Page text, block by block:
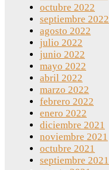
octubre 2022
septiembre 2022
agosto 2022
julio 2022
junio 2022
mayo 2022
abril 2022
marzo 2022
febrero 2022
enero 2022
diciembre 2021
noviembre 2021
octubre 2021
septiembre 2021